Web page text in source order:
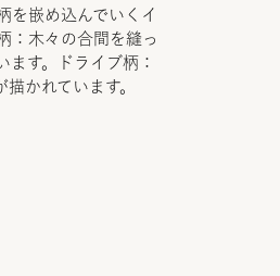
を嵌め込んでいくイ
：木々の合間を縫っ
す。ドライブ柄：
かれています。